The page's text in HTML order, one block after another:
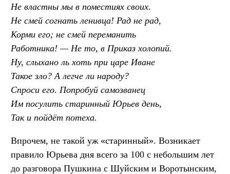
Не властны мы в поместиях своих.
Не смей согнать ленивца! Рад не рад,
Корми его; не смей переманить
Работника! — Не то, в Приказ холопий.
Ну, слыхано ль хоть при царе Иване
Такое зло? А легче ли народу?
Спроси его. Попробуй самозванец
Им посулить старинный Юрьев день,
Так и пойдёт потеха.
Впрочем, не такой уж «старинный». Возникает
правило Юрьева дня всего за 100 с небольшим лет
до разговора Пушкина с Шуйским и Воротынским,